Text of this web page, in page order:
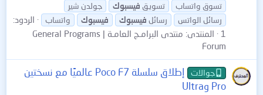
تسوق واتساب
تسويق فيسبوك
جولدن شير
رسائل الواتس
رسائل فيسبوك فيسبوك واتساب
الردود:
1
المنتدى:
منتدى البرامـج العامـة | General Programs
Forum
جوالات
إطلاق سلسلة Poco F7 عالميًا مع نسختين
Pro وUltra